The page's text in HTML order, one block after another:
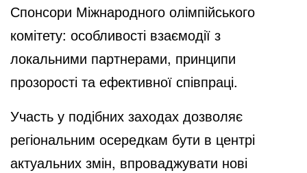
Спонсори Міжнародного олімпійського
комітету: особливості взаємодії з
локальними партнерами, принципи
прозорості та ефективної співпраці.
Участь у подібних заходах дозволяє
регіональним осередкам бути в центрі
актуальних змін, впроваджувати нові